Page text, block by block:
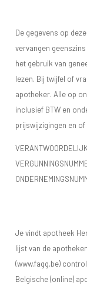
De gegevens op
vervangen
het gebruik van
lezen. Bij twijfel of
apotheker. Alle op
inclusief BTW en
prijswijzigingen en of
Je vindt apotheek
lijst van de
(www.fagg.be)
Belgische (online)